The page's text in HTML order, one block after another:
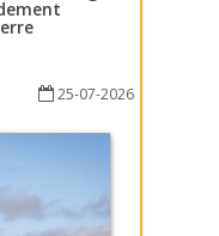
25-07-2026